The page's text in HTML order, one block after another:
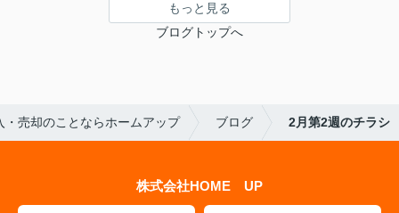
もっと見る
ブログトップへ
売却のことならホームアップ ブログ 2月第2週のチラシ
株式会社HOME UP